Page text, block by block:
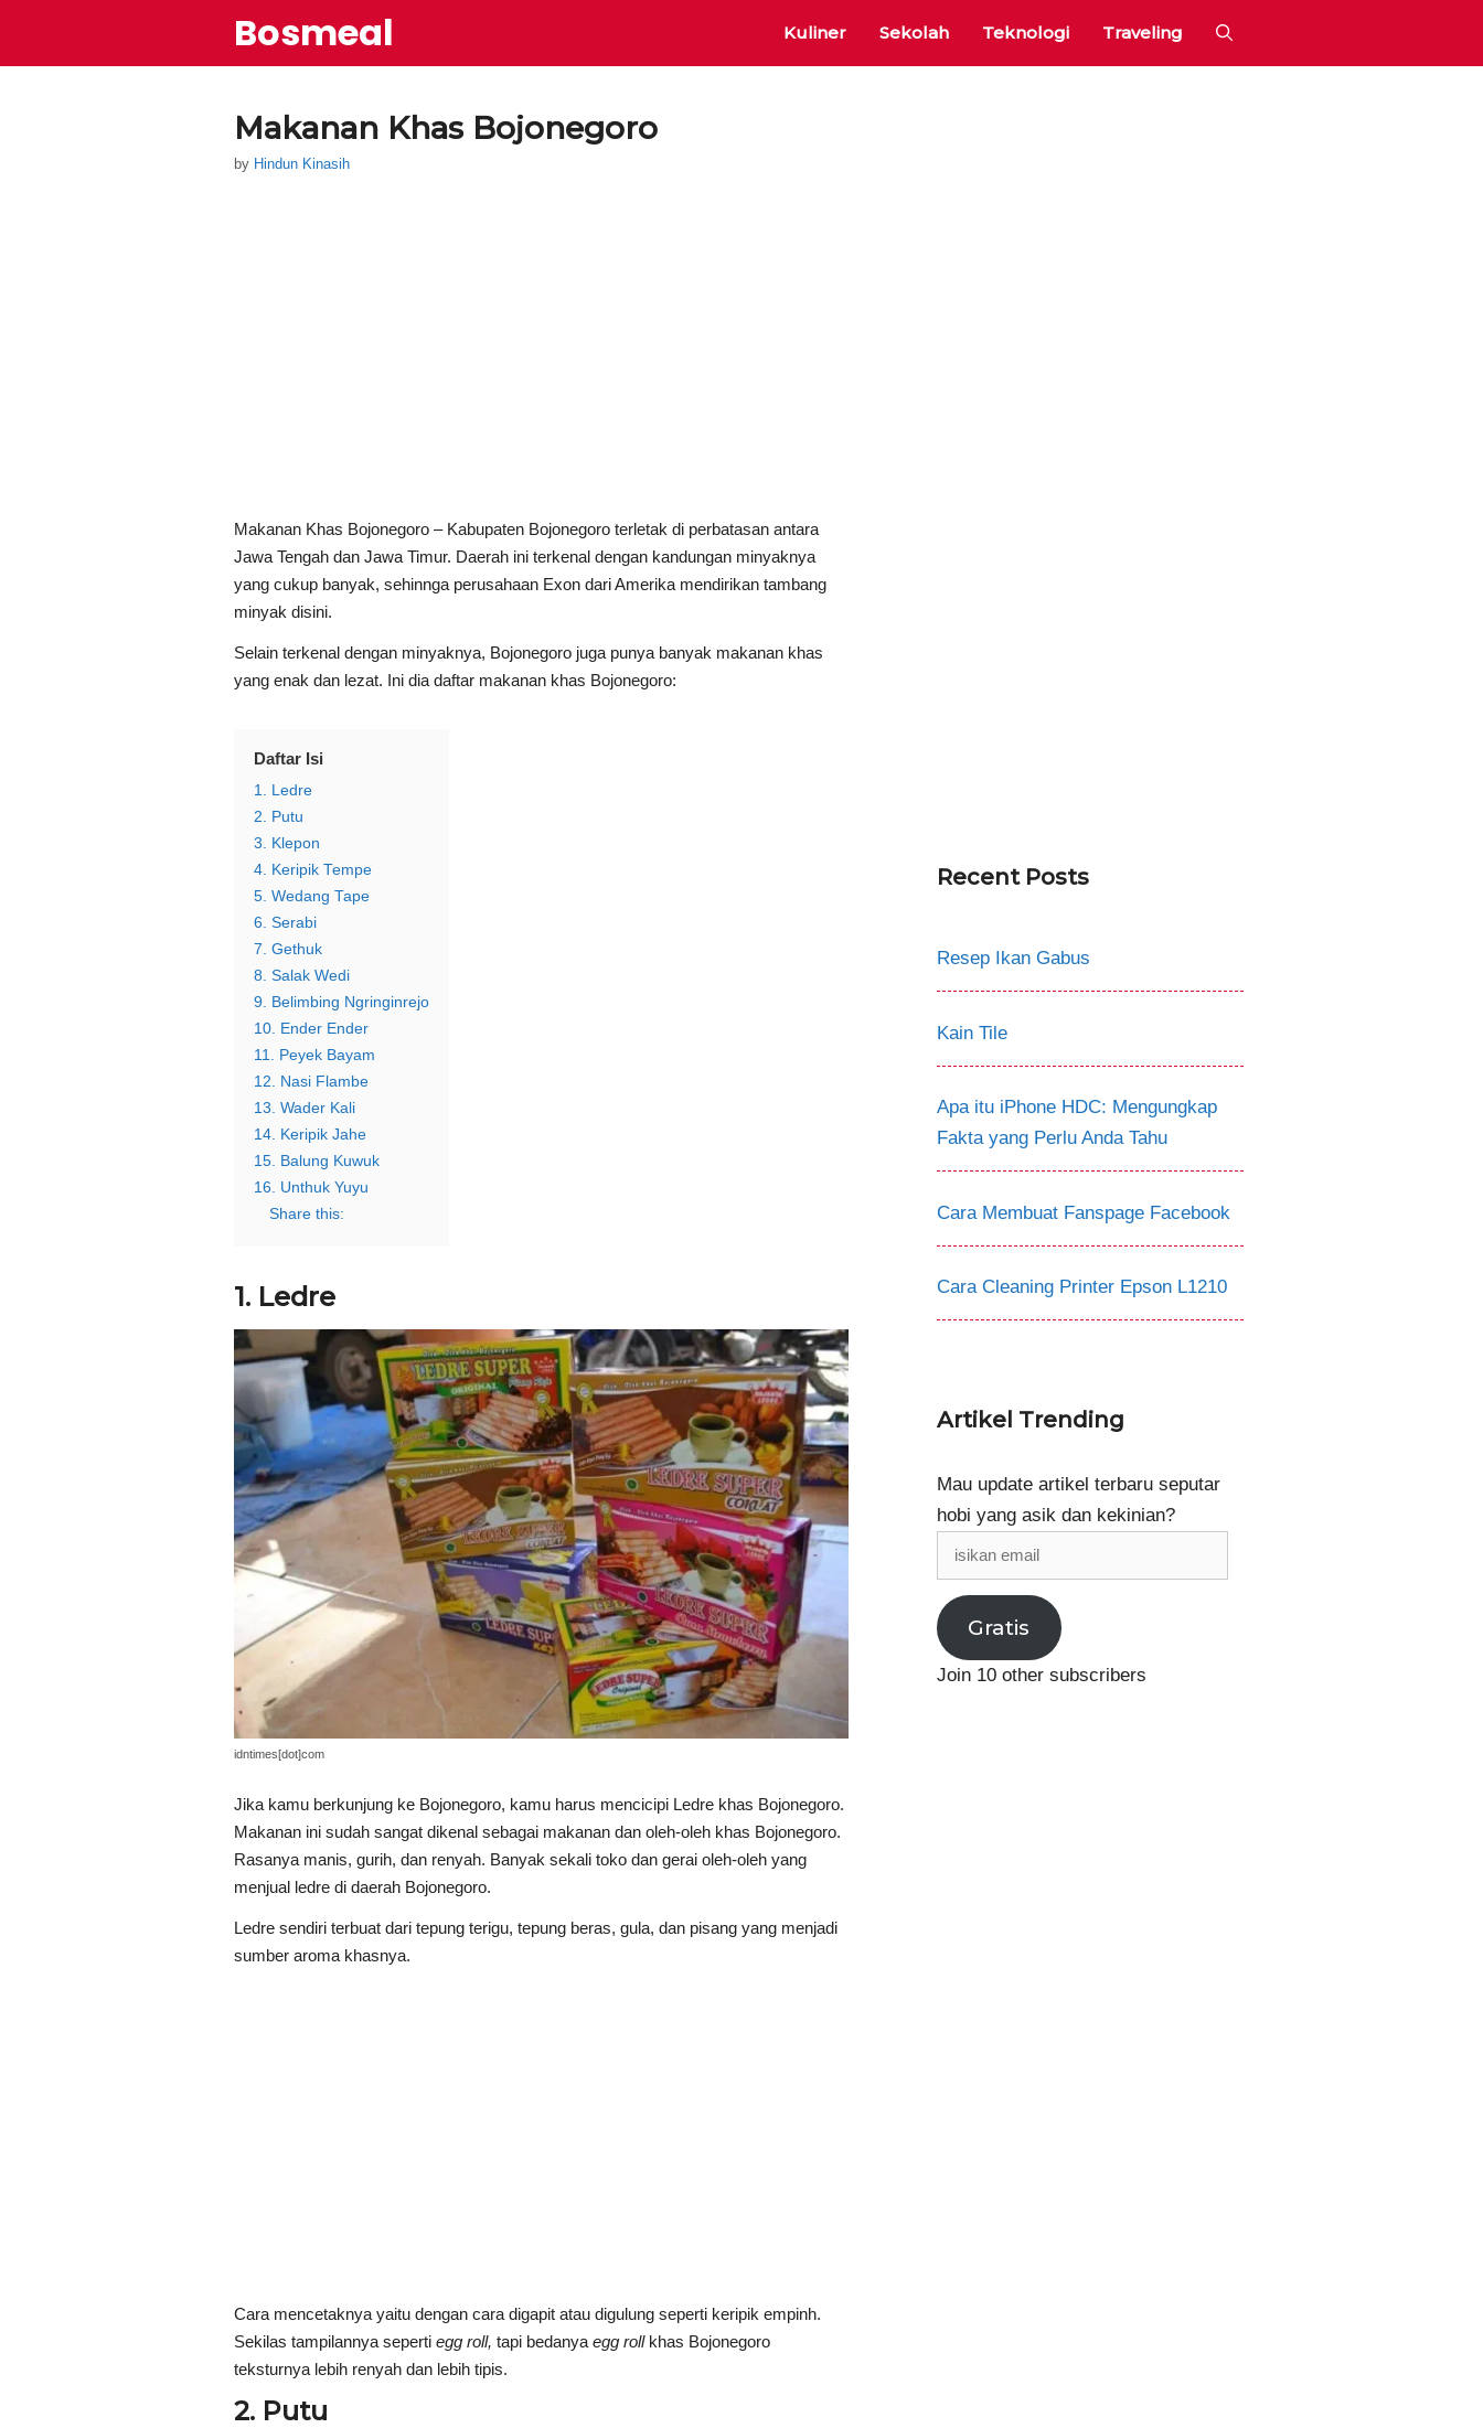
content
Bosmeal Kuliner Sekolah Teknologi Traveling
Makanan Khas Bojonegoro
by Hindun Kinasih
Makanan Khas Bojonegoro – Kabupaten Bojonegoro terletak di perbatasan antara
Jawa Tengah dan Jawa Timur. Daerah ini terkenal dengan kandungan minyaknya
yang cukup banyak, sehinnga perusahaan Exon dari Amerika mendirikan tambang
minyak disini.
Selain terkenal dengan minyaknya, Bojonegoro juga punya banyak makanan khas
yang enak dan lezat. Ini dia daftar makanan khas Bojonegoro:
Daftar Isi
1. Ledre
2. Putu
3. Klepon
4. Keripik Tempe
5. Wedang Tape
6. Serabi
7. Gethuk
8. Salak Wedi
9. Belimbing Ngringinrejo
10. Ender Ender
11. Peyek Bayam
12. Nasi Flambe
13. Wader Kali
14. Keripik Jahe
15. Balung Kuwuk
16. Unthuk Yuyu
Share this:
1. Ledre
idntimes[dot]com
Jika kamu berkunjung ke Bojonegoro, kamu harus mencicipi Ledre khas Bojonegoro.
Makanan ini sudah sangat dikenal sebagai makanan dan oleh-oleh khas Bojonegoro.
Rasanya manis, gurih, dan renyah. Banyak sekali toko dan gerai oleh-oleh yang
menjual ledre di daerah Bojonegoro.
Ledre sendiri terbuat dari tepung terigu, tepung beras, gula, dan pisang yang menjadi
sumber aroma khasnya.
Cara mencetaknya yaitu dengan cara digapit atau digulung seperti keripik empinh.
Sekilas tampilannya seperti egg roll, tapi bedanya egg rollkhas Bojonegoro
teksturnya lebih renyah dan lebih tipis.
2. Putu
Recent Posts
Resep Ikan Gabus
Kain Tile
Apa itu iPhone HDC: Mengungkap
Fakta yang Perlu Anda Tahu
Cara Membuat Fanspage Facebook
Cara Cleaning Printer Epson L1210
Artikel Trending
Mau update artikel terbaru seputar
hobi yang asik dan kekinian?
isikan
email
Gratis
Join 10 other subscribers